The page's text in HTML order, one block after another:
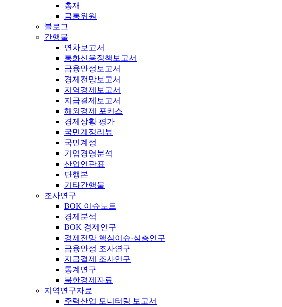
총재
금통위원
블로그
간행물
연차보고서
통화신용정책보고서
금융안정보고서
경제전망보고서
지역경제보고서
지급결제보고서
해외경제 포커스
경제상황 평가
국민계정리뷰
국민계정
기업경영분석
산업연관표
단행본
기타간행물
조사연구
BOK 이슈노트
경제분석
BOK 경제연구
경제전망 핵심이슈·심층연구
금융안정 조사연구
지급결제 조사연구
통계연구
북한경제자료
지역연구자료
주력산업 모니터링 보고서